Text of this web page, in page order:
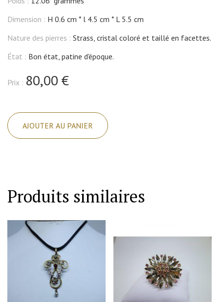
Dimension : H 0.6 cm l 4.5 cm
L 5.5 cm
Nature des pierres : Strass, cristal coloré et taillé en facettes.
État : Bon état, patine d'époque.
Prix : 80,00 €
de
Broche
violet
pampilles.
AJOUTER AU PANIER
Produits similaires